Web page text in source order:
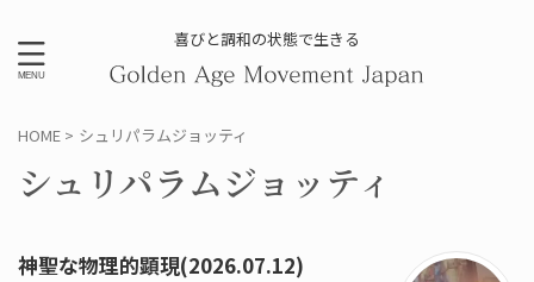
喜びと調和の状態で生きる
HOME > シュリパラムジョッティ
シュリパラムジョッティ
神聖な物理的顕現(2026.07.12)